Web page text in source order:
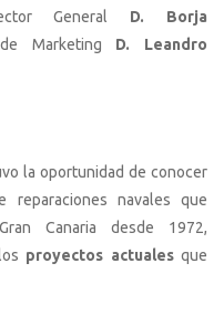
General D. Borja
Marketing D. Leandro
la oportunidad de conocer
reparaciones navales que
Canaria desde 1972,
proyectos actualesque